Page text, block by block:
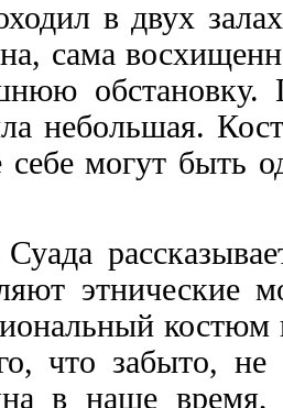
в двух
сама
обстановку.
небольшая.
могут быть
этнические
что забыто, не
в наше время,